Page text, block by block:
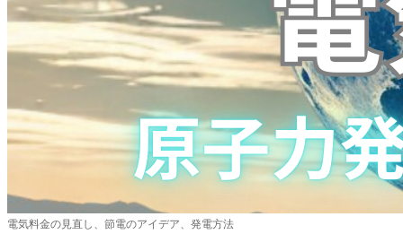
電気料金の見直し、節電のアイデア、発電方法